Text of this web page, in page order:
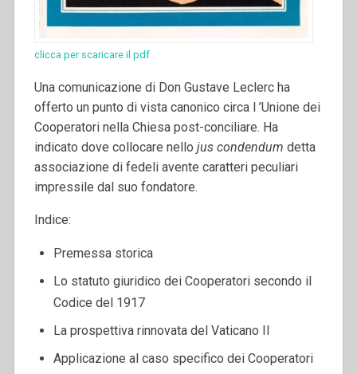
clicca per scaricare il pdf
Una comunicazione di Don Gustave Leclerc ha
offerto un punto di vista canonico circa l ’Unione dei
Cooperatori nella Chiesa post-conciliare. Ha
indicato dove collocare nello jus condendum detta
associazione di fedeli avente caratteri peculiari
impressile dal suo fondatore.
Indice:
Premessa storica
Lo statuto giuridico dei Cooperatori secondo il
Codice del 1917
La prospettiva rinnovata del Vaticano II
Applicazione al caso specifico dei Cooperatori